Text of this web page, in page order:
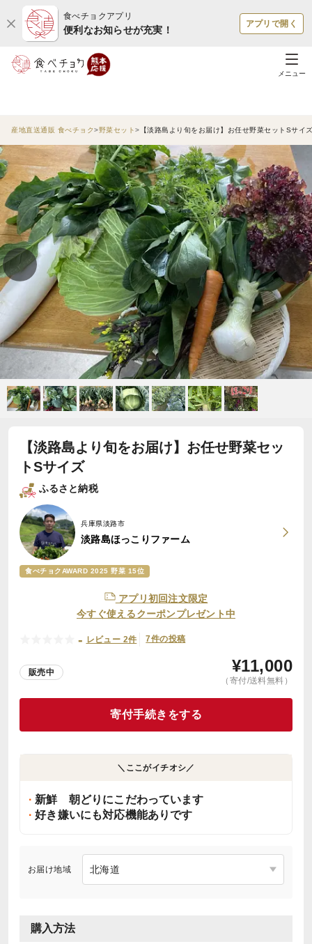
食べチョクアプリ
便利なお知らせが充実！
アプリで開く
メニュー
産地直送通販 食べチョク 野菜セット 【淡路島より旬をお届け】お任せ野菜セットSサイ
【淡路島より旬をお届け】お任せ野菜セッ
トSサイズ
ふるさと納税
兵庫県淡路市
淡路島ほっこりファーム
食べチョクAWARD 2025 野菜 15位
アプリ初回注文限定
今すぐ使えるクーポンプレゼント中
- レビュー 2件 7件の投稿
販売中 ¥11,000
（寄付/送料無料）
寄付手続きをする
＼ここがイチオシ／
新鮮 朝どりにこだわっています
好き嫌いにも対応機能ありです
お届け地域
購入方法